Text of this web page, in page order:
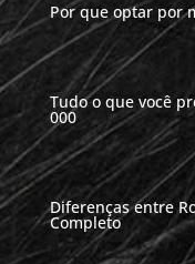
Por que optar por
Tudo o que você
000
Diferenças entre
Completo